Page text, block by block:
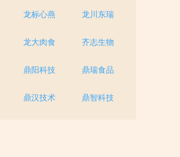
龙标心燕 龙川东瑞
龙大肉食 齐志生物
鼎阳科技 鼎瑞食品
鼎汉技术 鼎智科技